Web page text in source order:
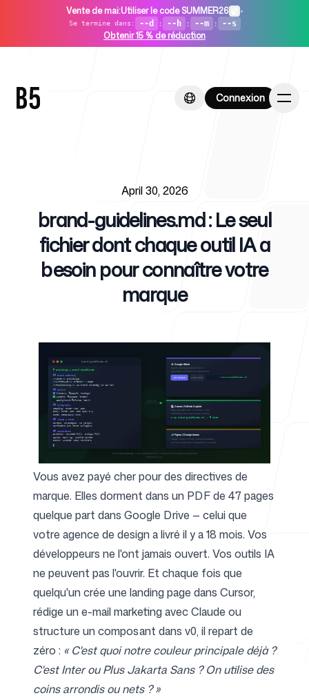
Vente de mai:Utiliser le code SUMMER26 •
Se termine dans : --d : --h : --m : --s
Obtenir 15 % de réduction
Connexion
Connexion
Pour les startups
Pour les agences
Blog
Tarifs
Centre d'aide
Outils gratuits
April 30, 2026
brand-guidelines.md : Le seul
fichier dont chaque outil IA a
besoin pour connaître votre
marque
Vous avez payé cher pour des directives de
marque. Elles dorment dans un PDF de 47 pages
quelque part dans Google Drive — celui que
votre agence de design a livré il y a 18 mois. Vos
développeurs ne l'ont jamais ouvert. Vos outils IA
ne peuvent pas l'ouvrir. Et chaque fois que
quelqu'un crée une landing page dans Cursor,
rédige un e-mail marketing avec Claude ou
structure un composant dans v0, il repart de
zéro : « C'est quoi notre couleur principale déjà ?
C'est Inter ou Plus Jakarta Sans ? On utilise des
coins arrondis ou nets ? »